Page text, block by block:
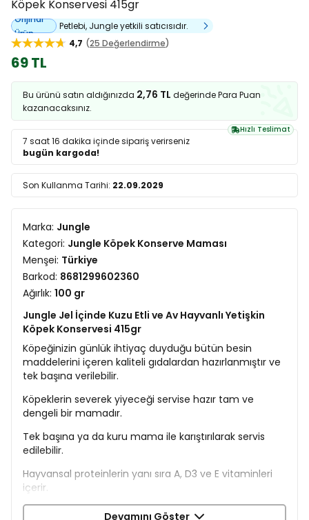
Köpek Konservesi 415gr
Orijinal
Ürün
Petlebi, Jungle yetkili satıcısıdır.
4,7
25 Değerlendirme
69 TL
Bu ürünü satın aldığınızda 2,76 TL değerinde Para Puan
kazanacaksınız.
Hızlı Teslimat
7 saat 16 dakika içinde sipariş verirseniz
bugün kargoda!
Son Kullanma Tarihi: 22.09.2029
Marka: Jungle
Kategori: Jungle Köpek Konserve Maması
Menşei: Türkiye
Barkod: 8681299602360
Ağırlık: 100 gr
Jungle Jel İçinde Kuzu Etli ve Av Hayvanlı Yetişkin
Köpek Konservesi 415gr
Köpeğinizin günlük ihtiyaç duyduğu bütün besin
maddelerini içeren kaliteli gıdalardan hazırlanmıştır ve
tek başına verilebilir.
Köpeklerin severek yiyeceği servise hazır tam ve
dengeli bir mamadır.
Tek başına ya da kuru mama ile karıştırılarak servis
edilebilir.
Hayvansal proteinlerin yanı sıra A, D3 ve E vitaminleri
içerir.
İçerik
Devamını Göster